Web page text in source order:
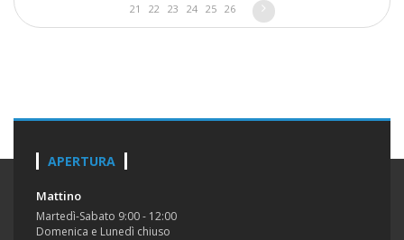
21
22 23 24 25 26
APERTURA
Mattino
Martedì-Sabato 9:00 - 12:00
Domenica e Lunedì chiuso